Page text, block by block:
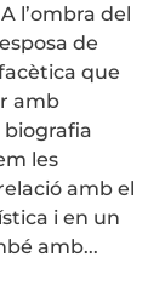
l’ombra del
de
que
amb
biografia
les
amb el
i en un
amb...